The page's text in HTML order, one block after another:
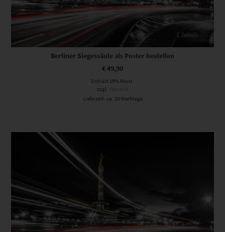
Berliner Siegessäule als Poster bestellen
€49,90
Enthält 19% Mwst.
zzgl. Versand
Lieferzeit: ca. 10 Werktage
Dieses Produkt weist mehrere Varianten auf. Die Optionen können auf der Produktseite gewählt werden